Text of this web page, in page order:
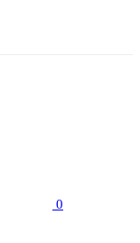
0